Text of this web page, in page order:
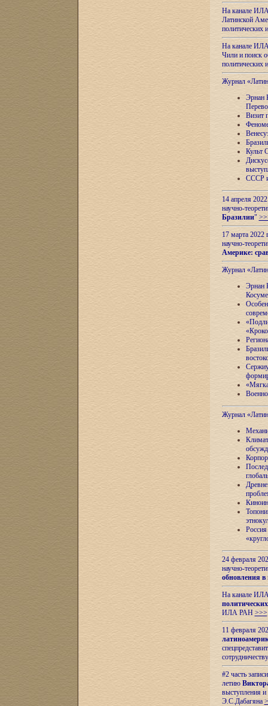
На канале
Латинской
На канале
Чили и поиск
Журнал
Эрнан
Визит
Культ
СССР и
14 апреля
научно-
Бразилии"
17 марта 2022
научно-
Америке:
Журнал
Эрнан
Журнал
24 февраля
научно-
обновления в
На канале
ИЛА РАН >>>
11 февраля
#2 часть
летию
выступления
Э.С.Дабагяна